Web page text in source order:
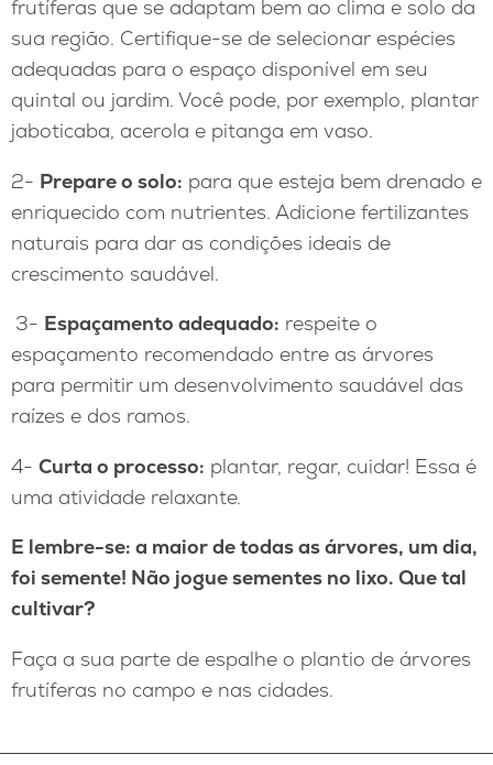
frutíferas que se adaptam bem ao clima e solo da
sua região. Certifique-se de selecionar espécies
adequadas para o espaço disponível em seu
quintal ou jardim. Você pode, por exemplo, plantar
jaboticaba, acerola e pitanga em vaso.
2- Prepare o solo: para que esteja bem drenado e
enriquecido com nutrientes. Adicione fertilizantes
naturais para dar as condições ideais de
crescimento saudável.
3- Espaçamento adequado: respeite o
espaçamento recomendado entre as árvores
para permitir um desenvolvimento saudável das
raízes e dos ramos.
4- Curta o processo: plantar, regar, cuidar! Essa é
uma atividade relaxante.
E lembre-se: a maior de todas as árvores, um dia,
foi semente! Não jogue sementes no lixo. Que tal
cultivar?
Faça a sua parte de espalhe o plantio de árvores
frutíferas no campo e nas cidades.